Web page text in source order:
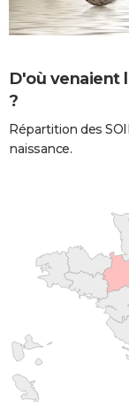
D'où venaient
?
Répartition des
naissance.